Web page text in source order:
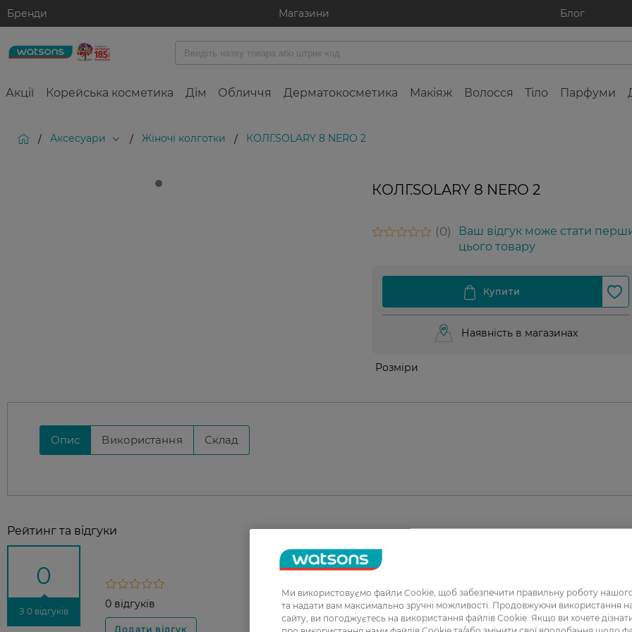
Бренди Магазини Блог
Акції Корейська косметика Дім Обличчя Дерматокосметика Макіяж Волосся Тіло Парфуми
/ Аксесуари / Жіночі колготки / КОЛГ.SOLARY 8 NERO 2
КОЛГ.SOLARY 8 NERO 2
0
Ваш відгук може стати
цього товару
Наявність в магазинах
Розміри
Опис Використання Склад
Рейтинг та відгуки
0
З 0 відгуків
0 відгуків
3
Ми використовуємо файли Cookie, щоб забезпечити правильну роботу
та надати вам максимально зручні можливості. Продовжуючи використання
сайту, ви погоджуєтесь на використання файлів Cookie. Якщо ви хочете